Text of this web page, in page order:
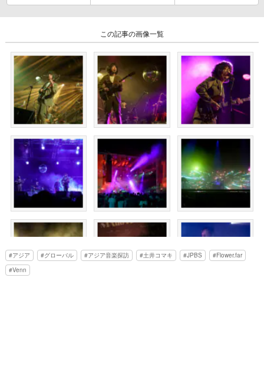
この記事の画像一覧
アジア グローバル アジア音楽探訪 土井コマキ JPBS
Flower.far
Venn